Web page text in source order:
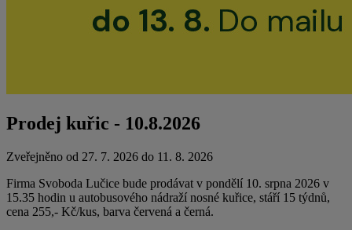
Prodej kuřic - 10.8.2026
Zveřejněno od 27. 7. 2026 do 11. 8. 2026
Firma Svoboda Lučice bude prodávat v pondělí 10. srpna 2026 v
15.35 hodin u autobusového nádraží nosné kuřice, stáří 15 týdnů,
cena 255,- Kč/kus, barva červená a černá.